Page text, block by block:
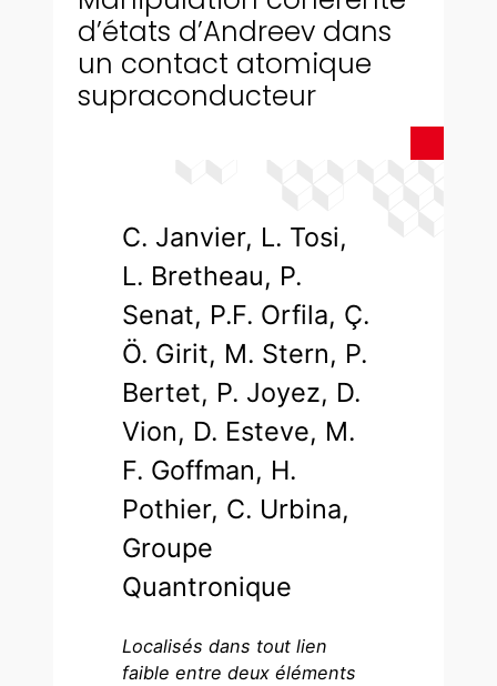
d’états d’Andreev dans
un contact atomique
supraconducteur
C. Janvier, L. Tosi,
L. Bretheau, P.
Senat, P.F. Orfila, Ç.
Ö. Girit, M. Stern, P.
Bertet, P. Joyez, D.
Vion, D. Esteve, M.
F. Goffman, H.
Pothier, C. Urbina,
Groupe
Quantronique
Localisés dans tout lien
faible entre deux éléments